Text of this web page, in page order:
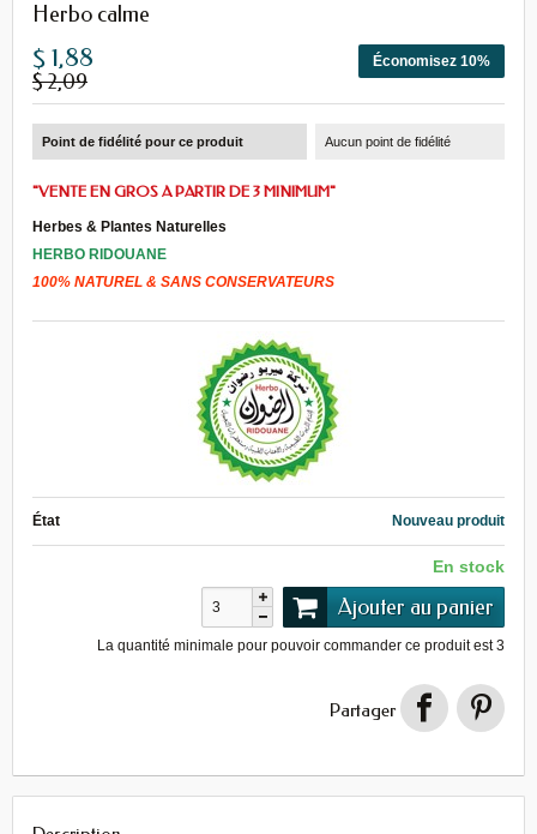
Herbo calme
Économisez 10%
$ 1,88
$ 2,09
Point de fidélité pour ce produit Aucun point de fidélité
"VENTE EN GROS A PARTIR DE 3 MINIMUM"
Herbes & Plantes Naturelles
HERBO RIDOUANE
100% NATUREL & SANS CONSERVATEURS
État Nouveau produit
En stock
Ajouter au panier
La quantité minimale pour pouvoir commander ce produit est3
Partager